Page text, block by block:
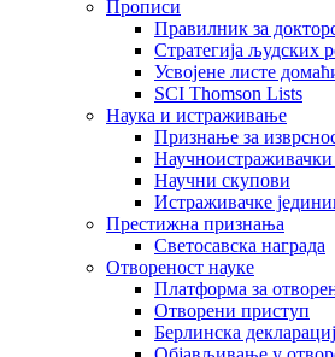
Прописи
Правилник за
Стратегија људских
Усвојене листе
SCI Thomson Lists
Наука и истраживање
Признање за
Научноистраживачки
Научни скупови
Истраживачке
Престижна признања
Светосавска награда
Отвореност науке
Платформа за
Отворени приступ
Берлинска